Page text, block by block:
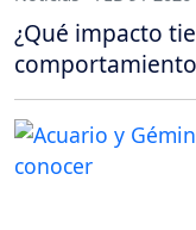
¿Qué impacto